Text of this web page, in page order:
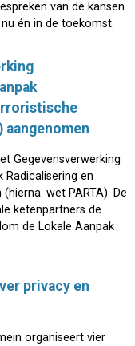
van de kansen
nu én in de toekomst.
Gegevensverwerking
Radicalisering en
wet PARTA). De
ketenpartners de
de Lokale Aanpak
privacy en
organiseert vier